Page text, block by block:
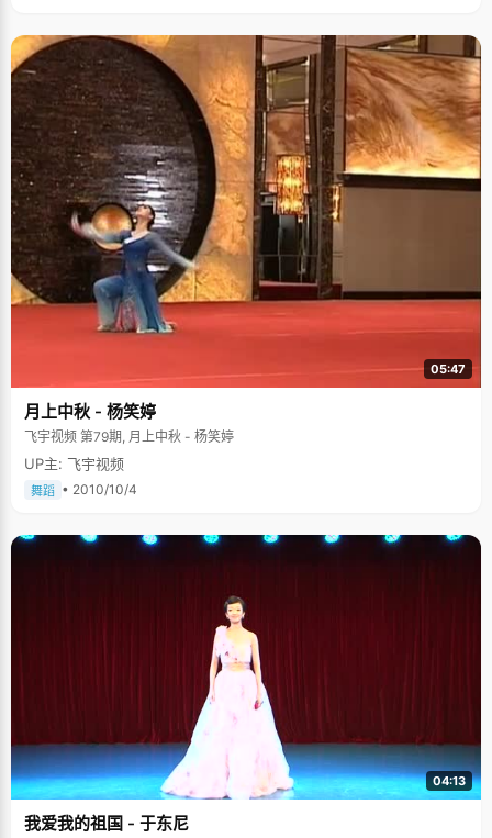
别人差才行"。在学习的过程中，不管是在河南，还是在上海，潘娇娇在学习
上都特别努力，成绩一直排在班级前几名。所以这个状元，潘娇娇拿得很安
心。 曾经有段惨痛的英语学习经历 在河南上到小学四年级毕业后，潘娇娇跟
着爷爷奶奶到了上海接着上学。河南和上海的教育体育不一样，从小学一年
级开始就有英语教学。刚到上海的潘娇娇特别不适应，其他科目凭着扎实的
基础尚且能应付，英语就完全找不到北了。这时候，潘娇娇的叔叔制定了一
项英语自学计划： "叔叔给我找了一二三年级的英语课本，每个星期天给我布
置一星期的学习任务，一个星期后做测试"，潘娇娇说，"他语法也不教我，
直接让我翻译句子，被逼得很痛苦"。刚开始的几次，潘娇娇的测试成绩可谓
惨不忍睹。自尊心很强的潘娇娇不甘如此，一改往日爱玩的习性，每天放学
回家做完其他作业就开始学英语，默写单词，背诵课文，翻练习题。将三年
的英语内容在一个月内学习完成。终于，在学校英语测验中，潘娇娇考了90
多。 这次痛苦的学习经历，培养了潘娇娇很好的自学能力，也增强了她面对
困难的自信心，在以后的学习和生活中，她总是保持着乐观向上的态度，因
为"什么事情都会好起来的，只要去努力"。 爷爷奶奶是我学习的动力 因为爸
妈工作很忙，潘娇娇从小跟着爷爷奶奶长大，对爷爷奶奶的感情特别深，也
是一个懂事孝顺的孩子。在尚不能成大事的时候，她把学习当做一个可以回
报他们的礼物。 "我学习的动力就是爷爷奶奶，每次一想到爷爷每天接我上下
学，就不敢放松学习，会觉得考不好就对不起爷爷奶奶"，潘娇娇说，"虽然
爷爷奶奶不说什么，但是考不好的时候还是会哭得很伤心"。 高考拿了状元，
是潘娇娇最开心的时刻，她第一时间就给爷爷奶奶打电话报喜，"希望他们能
看到我很努力，很好"。 在北大做一个"低调"的人 虽然拿了状元，会拉二
胡、小提琴、唱歌也很厉害，但是潘娇娇给自己的定位很低，当看到其他同
学高谈论阔，侃侃而谈的时候，她免不了的有些自卑。"能够得到一份进入北
大的入场券我已经感觉很幸运了"，潘娇娇说，"我秉着做一个低调的人进入
北大"。 北大的校长在一次访谈中说道："最聪明的北大人是善于利用北大所
有的资源"。潘娇娇一直记得这句话，所以她的大学计划，就是尽情享受北大
生社团，潘娇娇很懂得取舍，"在北大诱惑很多，但自己精力有限，所以我只
报了一个文体部"，潘娇娇无不憧憬的说，"我想尽量多的做些事情，策划、
05:47
月上中秋 - 杨笑婷
飞宇视频 第79期, 月上中秋 - 杨笑婷
UP主: 飞宇视频
舞蹈 • 2010/10/4
04:13
我爱我的祖国 - 于东尼